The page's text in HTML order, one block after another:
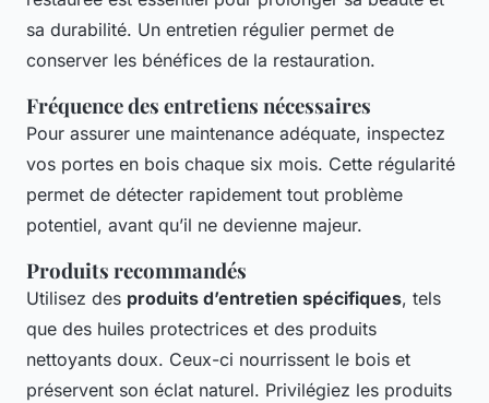
sa durabilité. Un entretien régulier permet de
conserver les bénéfices de la restauration.
Fréquence des entretiens nécessaires
Pour assurer une maintenance adéquate, inspectez
vos portes en bois chaque six mois. Cette régularité
permet de détecter rapidement tout problème
potentiel, avant qu’il ne devienne majeur.
Produits recommandés
Utilisez des produits d’entretien spécifiques, tels
que des huiles protectrices et des produits
nettoyants doux. Ceux-ci nourrissent le bois et
préservent son éclat naturel. Privilégiez les produits